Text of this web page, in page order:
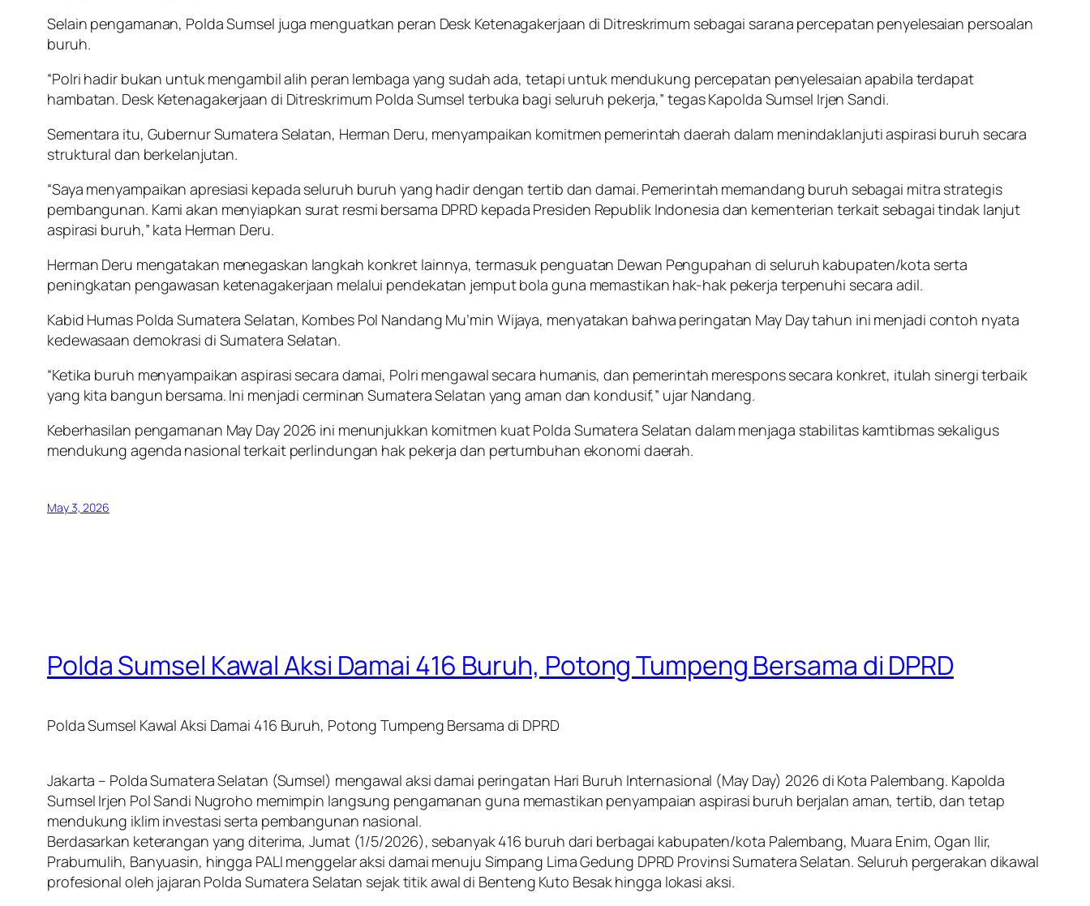
Selain pengamanan, Polda Sumsel juga menguatkan peran Desk Ketenagakerjaan di Ditreskrimum sebagai sarana percepatan penyelesaian persoalan
buruh.
“Polri hadir bukan untuk mengambil alih peran lembaga yang sudah ada, tetapi untuk mendukung percepatan penyelesaian apabila terdapat
hambatan. Desk Ketenagakerjaan di Ditreskrimum Polda Sumsel terbuka bagi seluruh pekerja,” tegas Kapolda Sumsel Irjen Sandi.
Sementara itu, Gubernur Sumatera Selatan, Herman Deru, menyampaikan komitmen pemerintah daerah dalam menindaklanjuti aspirasi buruh secara
struktural dan berkelanjutan.
“Saya menyampaikan apresiasi kepada seluruh buruh yang hadir dengan tertib dan damai. Pemerintah memandang buruh sebagai mitra strategis
pembangunan. Kami akan menyiapkan surat resmi bersama DPRD kepada Presiden Republik Indonesia dan kementerian terkait sebagai tindak lanjut
aspirasi buruh,” kata Herman Deru.
Herman Deru mengatakan menegaskan langkah konkret lainnya, termasuk penguatan Dewan Pengupahan di seluruh kabupaten/kota serta
peningkatan pengawasan ketenagakerjaan melalui pendekatan jemput bola guna memastikan hak-hak pekerja terpenuhi secara adil.
Kabid Humas Polda Sumatera Selatan, Kombes Pol Nandang Mu’min Wijaya, menyatakan bahwa peringatan May Day tahun ini menjadi contoh nyata
kedewasaan demokrasi di Sumatera Selatan.
“Ketika buruh menyampaikan aspirasi secara damai, Polri mengawal secara humanis, dan pemerintah merespons secara konkret, itulah sinergi terbaik
yang kita bangun bersama. Ini menjadi cerminan Sumatera Selatan yang aman dan kondusif,” ujar Nandang.
Keberhasilan pengamanan May Day 2026 ini menunjukkan komitmen kuat Polda Sumatera Selatan dalam menjaga stabilitas kamtibmas sekaligus
mendukung agenda nasional terkait perlindungan hak pekerja dan pertumbuhan ekonomi daerah.
May 3, 2026
Polda Sumsel Kawal Aksi Damai 416 Buruh, Potong Tumpeng Bersama di DPRD
Polda Sumsel Kawal Aksi Damai 416 Buruh, Potong Tumpeng Bersama di DPRD
Jakarta – Polda Sumatera Selatan (Sumsel) mengawal aksi damai peringatan Hari Buruh Internasional (May Day) 2026 di Kota Palembang. Kapolda
Sumsel Irjen Pol Sandi Nugroho memimpin langsung pengamanan guna memastikan penyampaian aspirasi buruh berjalan aman, tertib, dan tetap
mendukung iklim investasi serta pembangunan nasional.
Berdasarkan keterangan yang diterima, Jumat (1/5/2026), sebanyak 416 buruh dari berbagai kabupaten/kota Palembang, Muara Enim, Ogan Ilir,
Prabumulih, Banyuasin, hingga PALI menggelar aksi damai menuju Simpang Lima Gedung DPRD Provinsi Sumatera Selatan. Seluruh pergerakan dikawal
profesional oleh jajaran Polda Sumatera Selatan sejak titik awal di Benteng Kuto Besak hingga lokasi aksi.